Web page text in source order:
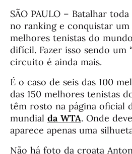
SÃO PAULO – Batalhar
no ranking e conquistar
melhores tenistas do
difícil. Fazer isso sendo um
circuito é ainda mais.
É o caso de seis das 100
das 150 melhores tenistas
têm rosto na página oficial
mundial da WTA. Onde
aparece apenas uma
Não há foto da croata